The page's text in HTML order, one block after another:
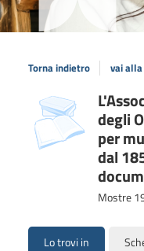
Torna indietro vai
Dettaglio
del
documento
copertina
degli
per
dal
Mostre
Lo trovi in